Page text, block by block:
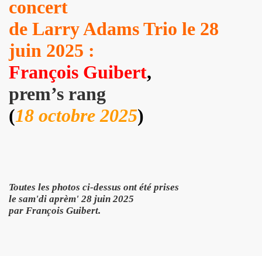
concert
de Larry Adams Trio le 28
juin 2025 :
François Guibert,
prem’s rang
(18 octobre 2025)
Toutes les photos ci-dessus ont été prises
le sam'di aprèm' 28 juin 2025
par François Guibert.
plus pour Dieu") + BENJAMIN SCHOOS ("Beau
"Hommage a PASCAL BORNE" (guitariste de
Dietrich et Marilyn Monroe) dans les "MUGLER
dans le journal "CANDY" n°8 (hiver 2014 2015).
cinq minutes, j'suis prete !" et "Redevenir modeste") :
» de MINISTERE A.M.E.R (Stomy Bugsy et Passi)
DRONES (album "THE TANGIBLE EFFECT OF LOVE")